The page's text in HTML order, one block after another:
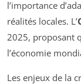
l’importance
réalités locales. L’
2025, proposant
l’économie
Les enjeux de la